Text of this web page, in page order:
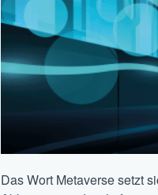
Das Wort Metaverse setzt